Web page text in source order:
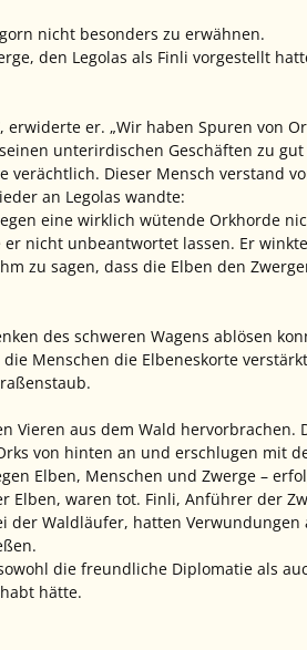
nicht besonders zu erwähnen.
den Legolas als Finli vorgestellt
er. „Wir haben Spuren von
unterirdischen Geschäften zu
verächtlich. Dieser Mensch verstand
an Legolas wandte:
eine wirklich wütende Orkhorde
nicht unbeantwortet lassen. Er
zu sagen, dass die Elben den
des schweren Wagens ablösen
Menschen die Elbeneskorte
Vieren aus dem Wald hervorbrachen.
von hinten an und erschlugen mit
Elben, Menschen und Zwerge –
Elben, waren tot. Finli, Anführer der
der Waldläufer, hatten Verwundungen
die freundliche Diplomatie als
hätte.